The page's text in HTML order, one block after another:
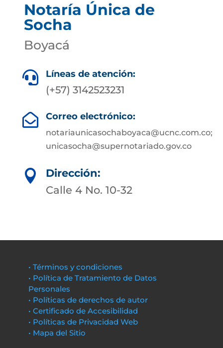
Notaría Única de
Socha
Boyacá
 Líneas de atención:
(+57) 3142523231
 Correo electrónico:
notariaunicasochaboyaca@ucnc.com.co;
unicasocha@supernotariado.gov.co

Dirección:
Calle 4 No. 10-32
• Términos y condiciones
• Política de Tratamiento de Datos
Personales
• Políticas de derechos de autor
• Certificado de Accesibilidad
• Políticas de Privacidad Web
• Mapa del Sitio